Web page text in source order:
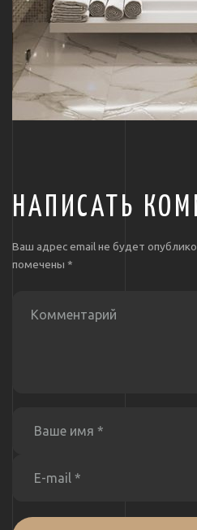
НАПИСАТЬ
Ваш адрес email не будет
помечены *